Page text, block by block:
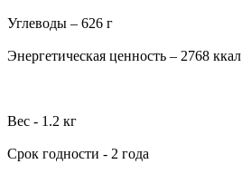
Углеводы – 626 г
Энергетическая ценность – 2768 ккал
Вес - 1.2 кг
Срок годности - 2 года